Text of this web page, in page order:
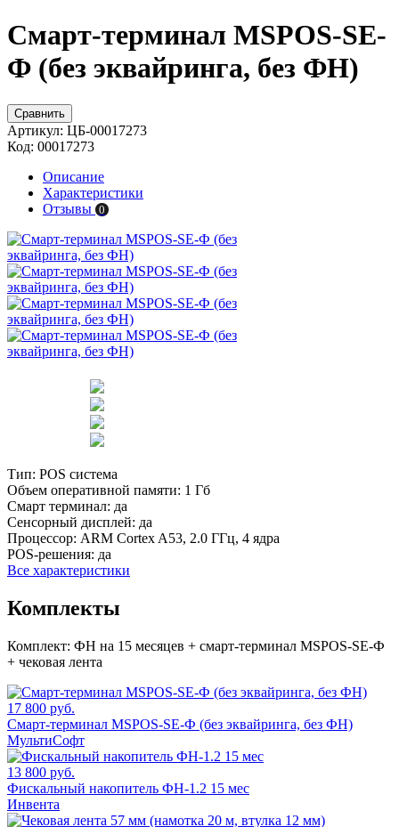
Смарт-терминал MSPOS-SE-
Ф (без эквайринга, без ФН)
Сравнить
Артикул: ЦБ-00017273
Код: 00017273
Описание
Характеристики
Отзывы 0
Тип: POS система
Объем оперативной памяти: 1 Гб
Смарт терминал: да
Сенсорный дисплей: да
Процессор: ARM Cortex A53, 2.0 ГГц, 4 ядра
POS-решения: да
Все характеристики
Комплекты
Комплект: ФН на 15 месяцев + смарт-терминал MSPOS-SE-Ф
+ чековая лента
17 800 руб.
Смарт-терминал MSPOS-SE-Ф (без эквайринга, без ФН)
МультиСофт
13 800 руб.
Фискальный накопитель ФН-1.2 15 мес
Инвента